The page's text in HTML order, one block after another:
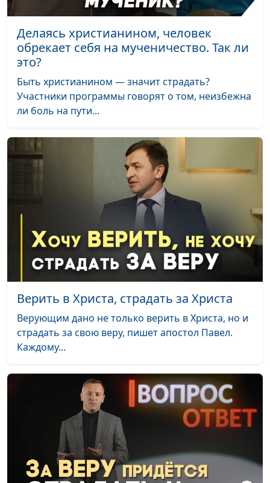
Делаясь христианином, человек
обрекает себя на мученичество. Так ли
это?
Быть христианином — значит страдать?
Участники программы говорят о том, неизбежна
ли боль на пути...
Верить в Христа, страдать за Христа
Верующим дано не только верить в Христа, но и
страдать за свою веру, пишет апостол Павел.
Каждому...